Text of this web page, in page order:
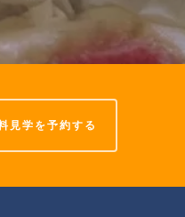
見学を予約する